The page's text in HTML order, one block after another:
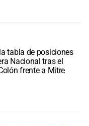
tabla de posiciones
Nacional tras el
frente a Mitre